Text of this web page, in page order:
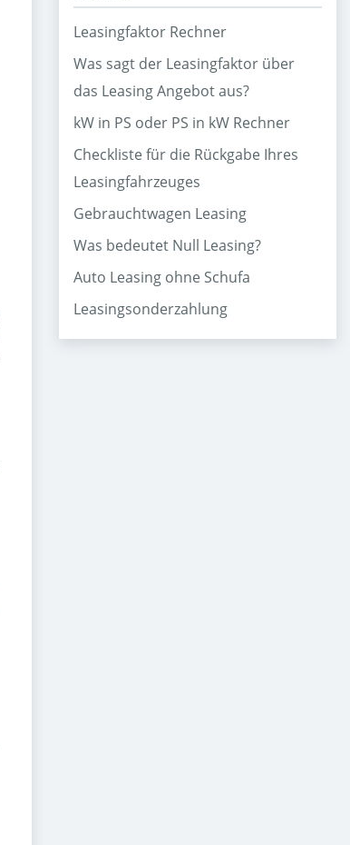
Leasingfaktor Rechner
Was sagt der Leasingfaktor über
das Leasing Angebot aus?
kW in PS oder PS in kW Rechner
Checkliste für die Rückgabe Ihres
Leasingfahrzeuges
Gebrauchtwagen Leasing
Was bedeutet Null Leasing?
Auto Leasing ohne Schufa
Leasingsonderzahlung